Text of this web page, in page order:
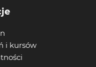
i kursów